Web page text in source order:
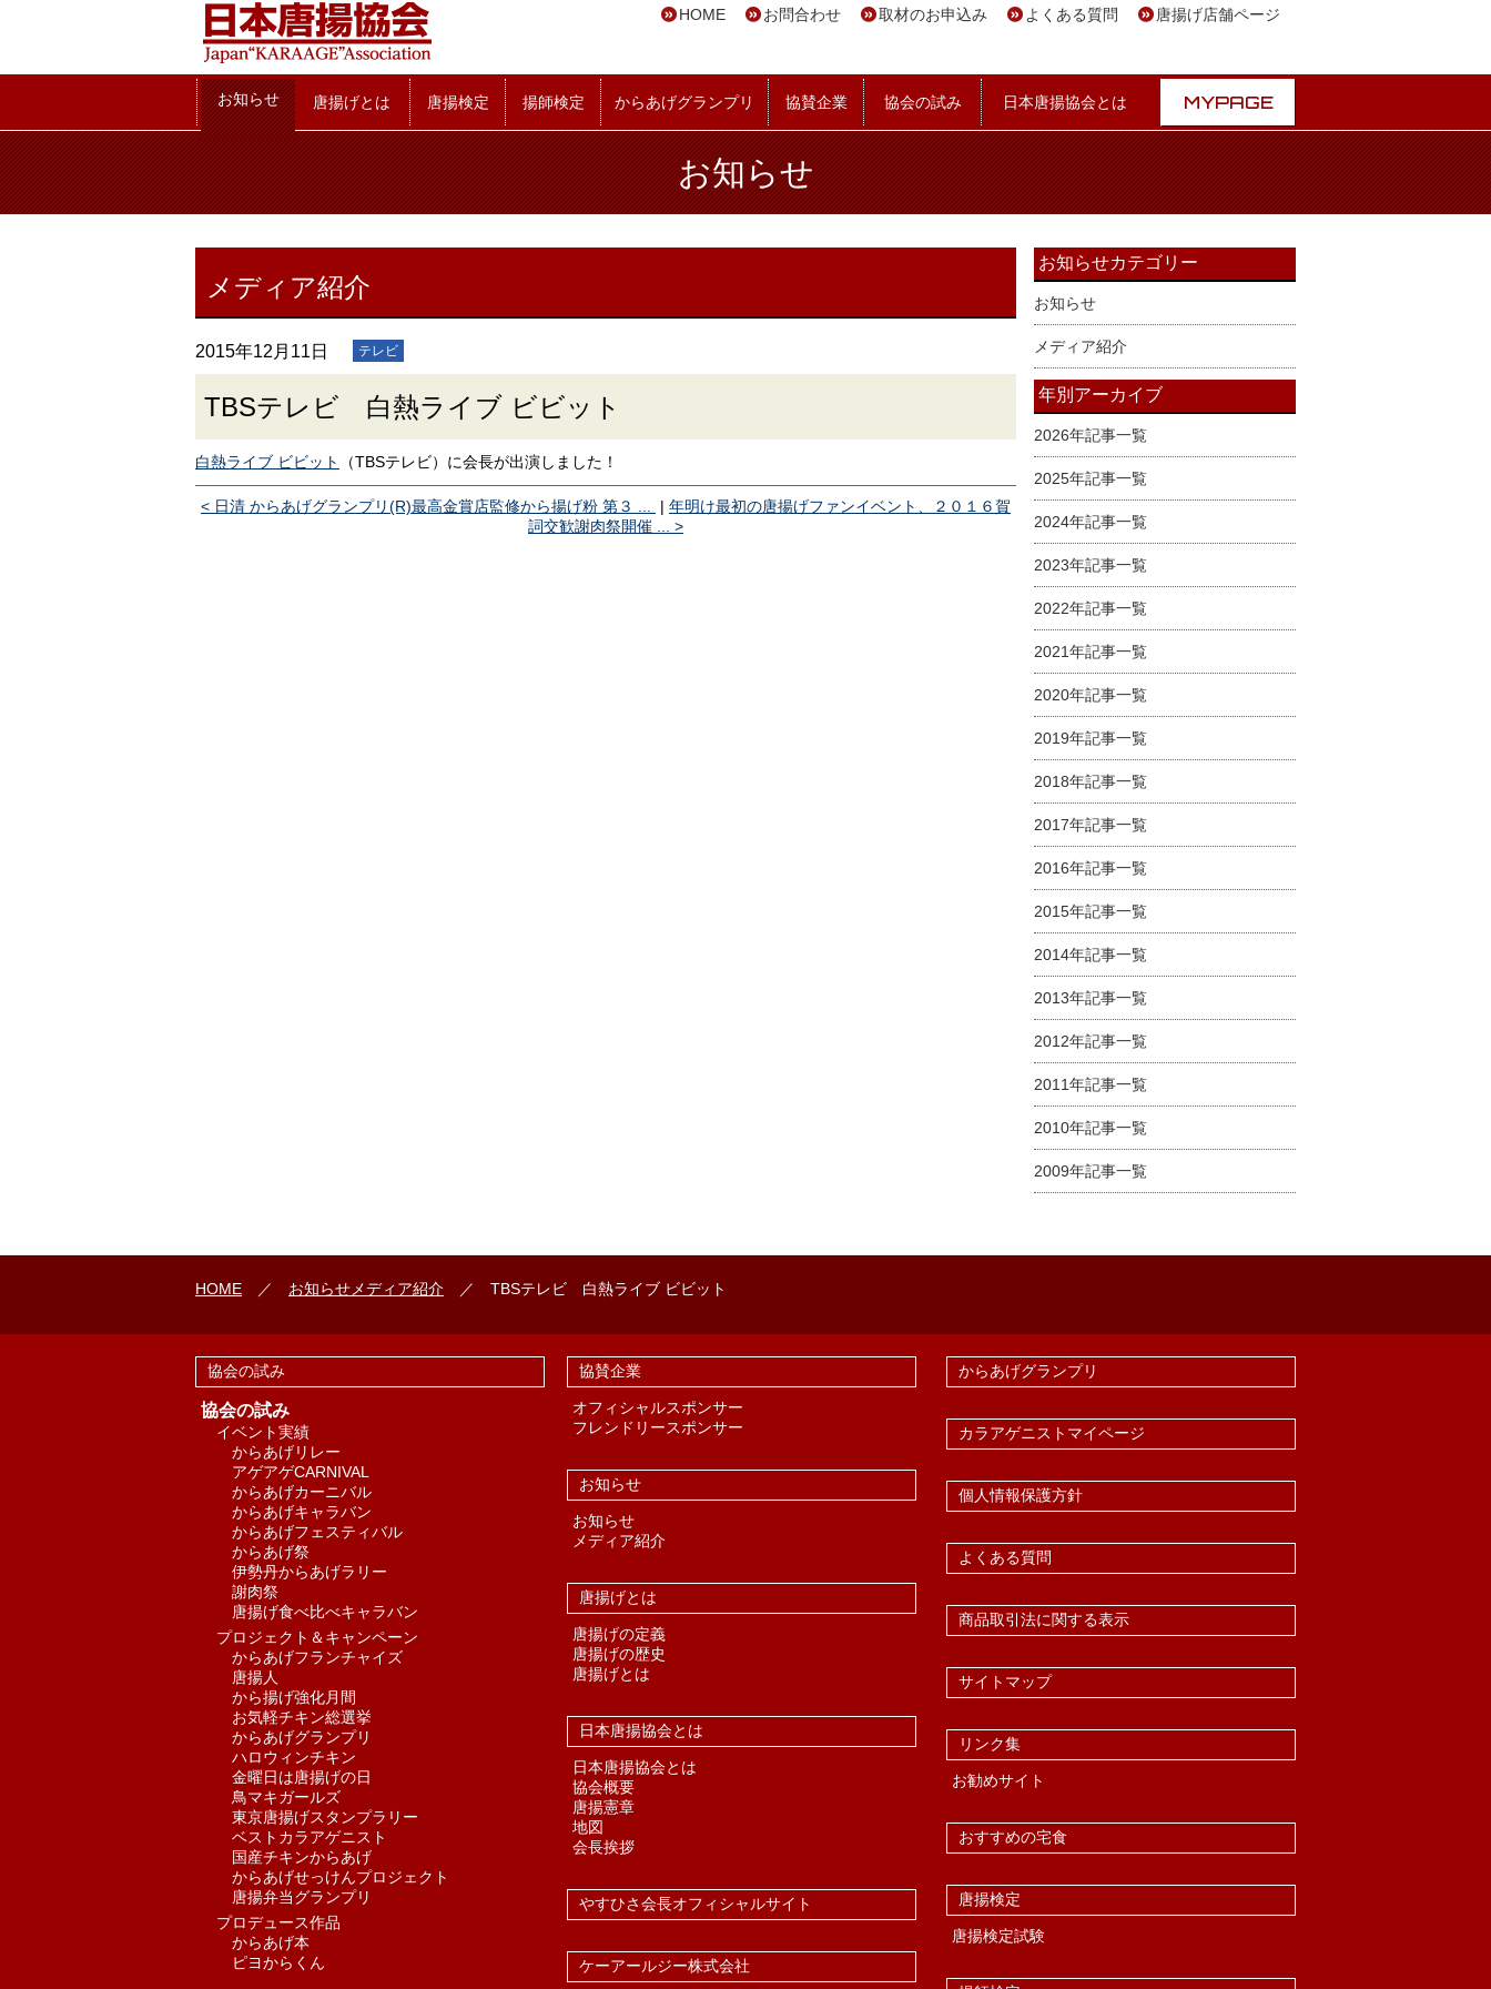
HOME お問合わせ 取材のお申込み よくある質問 唐揚げ店舗ページ
お知らせ 唐揚げとは 唐揚検定 揚師検定 からあげグランプリ 協賛企業 協会の試み 日本唐揚協会とは MYPAGE
お知らせ
お知らせ
メディア紹介
2015年12月11日 テレビ
TBSテレビ 白熱ライブ ビビット
白熱ライブ ビビット （TBSテレビ）に会長が出演しました！
< 日清 からあげグランプリ(R)最高金賞店監修から揚げ粉 第３ ... | 年明け最初の唐揚げファンイベント、２０１６賀
詞交歓謝肉祭開催 ... >
お知らせカテゴリー
お知らせ
メディア紹介
年別アーカイブ
2026年記事一覧
2025年記事一覧
2024年記事一覧
2023年記事一覧
2022年記事一覧
2021年記事一覧
2020年記事一覧
2019年記事一覧
2018年記事一覧
2017年記事一覧
2016年記事一覧
2015年記事一覧
2014年記事一覧
2013年記事一覧
2012年記事一覧
2011年記事一覧
2010年記事一覧
2009年記事一覧
HOME ／ お知らせ メディア紹介 ／ TBSテレビ 白熱ライブ ビビット
協会の試み
協会の試み
イベント実績
からあげリレー
アゲアゲCARNIVAL
からあげカーニバル
からあげキャラバン
からあげフェスティバル
からあげ祭
伊勢丹からあげラリー
謝肉祭
唐揚げ食べ比べキャラバン
プロジェクト＆キャンペーン
からあげフランチャイズ
唐揚人
から揚げ強化月間
お気軽チキン総選挙
からあげグランプリ
ハロウィンチキン
金曜日は唐揚げの日
鳥マキガールズ
東京唐揚げスタンプラリー
ベストカラアゲニスト
国産チキンからあげ
からあげせっけんプロジェクト
唐揚弁当グランプリ
プロデュース作品
からあげ本
ピヨからくん
協賛企業
オフィシャルスポンサー
フレンドリースポンサー
お知らせ
お知らせ
メディア紹介
唐揚げとは
唐揚げの定義
唐揚げの歴史
唐揚げとは
日本唐揚協会とは
日本唐揚協会とは
協会概要
唐揚憲章
地図
会長挨拶
やすひさ会長オフィシャルサイト
ケーアールジー株式会社
からあげグランプリ
カラアゲニストマイページ
個人情報保護方針
よくある質問
商品取引法に関する表示
サイトマップ
リンク集
お勧めサイト
おすすめの宅食
唐揚検定
唐揚検定試験